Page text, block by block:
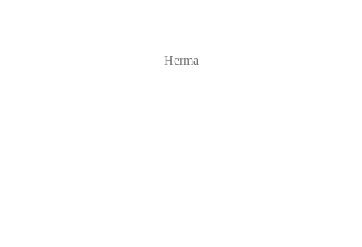
Herma